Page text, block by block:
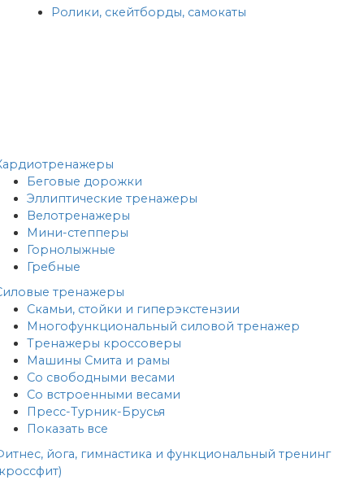
Ролики, скейтборды, самокаты
Беговые дорожки
Эллиптические тренажеры
Велотренажеры
Мини-степперы
Горнолыжные
Гребные
тренажеры
Скамьи, стойки и гиперэкстензии
Многофункциональный силовой тренажер
Тренажеры кроссоверы
Машины Смита и рамы
Со свободными весами
Со встроенными весами
Пресс-Турник-Брусья
Показать все
йога, гимнастика и функциональный тренинг